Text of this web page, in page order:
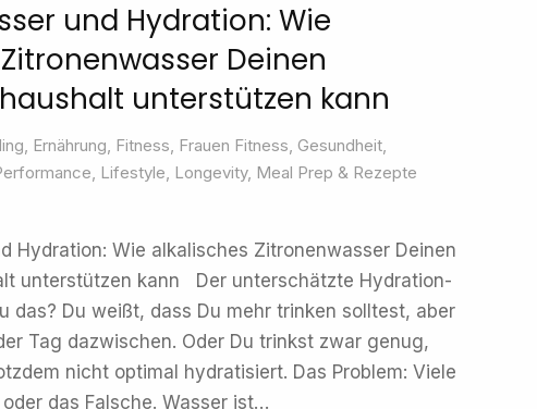
und Hydration: Wie
Deinen
unterstützen kann
, Ernährung, Fitness, Frauen Fitness, Gesundheit,
, Lifestyle, Longevity, Meal Prep & Rezepte
Hydration: Wie alkalisches Zitronenwasser Deinen
unterstützen kann Der unterschätzte Hydration-
das? Du weißt, dass Du mehr trinken solltest, aber
Tag dazwischen. Oder Du trinkst zwar genug,
nicht optimal hydratisiert. Das Problem: Viele
das Falsche. Wasser ist…